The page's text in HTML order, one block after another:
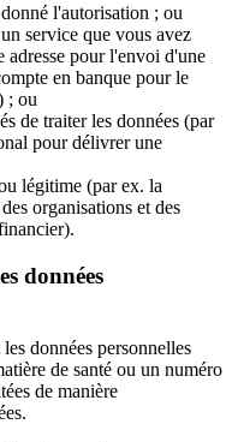
l'autorisation ; ou
service que vous avez
adresse pour l'envoi d'une
en banque pour le
; ou
de traiter les données (par
pour délivrer une
légitime (par ex. la
organisations et des
données
données personnelles
de santé ou un numéro
de manière